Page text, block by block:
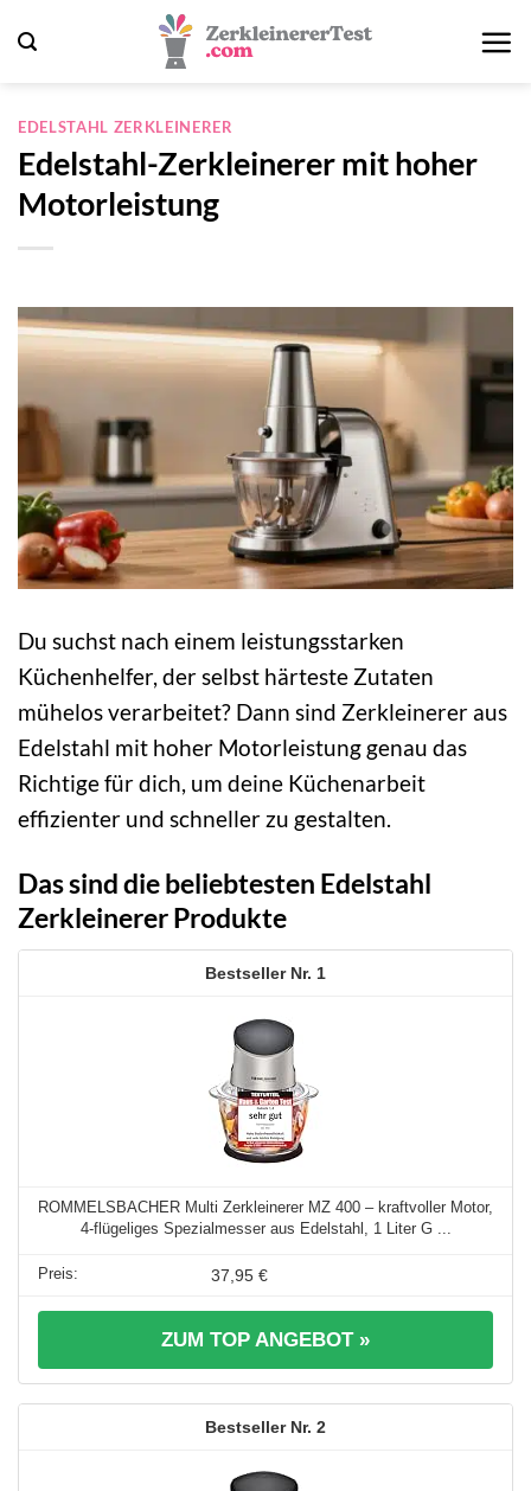
Inhalt
EDELSTAHL ZERKLEINERER
Edelstahl-Zerkleinerer mit hoher
Motorleistung
Du suchst nach einem leistungsstarken
Küchenhelfer, der selbst härteste Zutaten
mühelos verarbeitet? Dann sind Zerkleinerer aus
Edelstahl mit hoher Motorleistung genau das
Richtige für dich, um deine Küchenarbeit
effizienter und schneller zu gestalten.
Das sind die beliebtesten Edelstahl
Zerkleinerer Produkte
1
ROMMELSBACHER Multi Zerkleinerer MZ 400 – kraftvoller Motor,
4-flügeliges Spezialmesser aus Edelstahl, 1 Liter G ...
37,95 €
ZUM TOP ANGEBOT »
2